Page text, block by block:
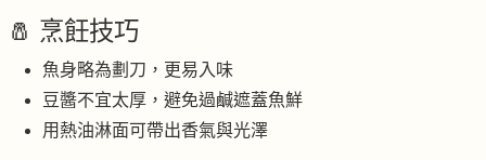
🧂 烹飪技巧
魚身略為劃刀，更易入味
豆醬不宜太厚，避免過鹹遮蓋魚鮮
用熱油淋面可帶出香氣與光澤